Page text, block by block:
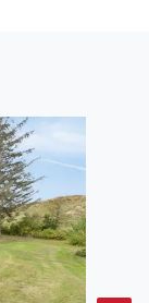
gebaut und
die zu
Manche
Haus) gibt
und